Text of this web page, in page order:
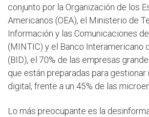
conjunto por la Organización de los
Americanos (OEA), el Ministerio de
Información y las Comunicaciones
(MINTIC) y el Banco Interamericano
(BID), el 70% de las empresas
que están preparadas para gestionar
digital, frente a un 45% de las
Lo más preocupante es la